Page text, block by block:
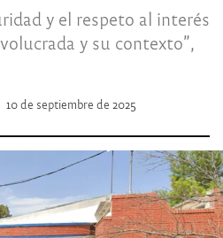
y el respeto al interés
y su contexto”,
10 de septiembre de 2025